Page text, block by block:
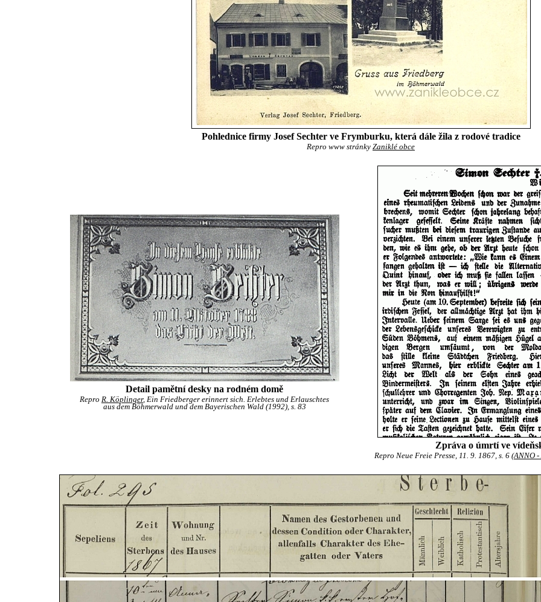
Pohlednice firmy Josef Sechter ve Frymburku, která dále žila z rodové tradice
Repro www stránky Zaniklé obce
Detail pamětní desky na rodném domě
Repro R. Köplinger, Ein Friedberger erinnert sich. Erlebtes und Erlauschtes
aus dem Böhmerwald und dem Bayerischen Wald (1992), s. 83
Zpráva o úmrtí ve
Repro Neue Freie Presse, 11. 9. 1867, s. 6 (ANNO